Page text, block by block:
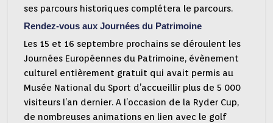
ses parcours historiques complétera le parcours.
Rendez-vous aux Journées du Patrimoine
Les 15 et 16 septembre prochains se déroulent les
Journées Européennes du Patrimoine, évènement
culturel entièrement gratuit qui avait permis au
Musée National du Sport d’accueillir plus de 5 000
visiteurs l’an dernier. A l’occasion de la Ryder Cup,
de nombreuses animations en lien avec le golf